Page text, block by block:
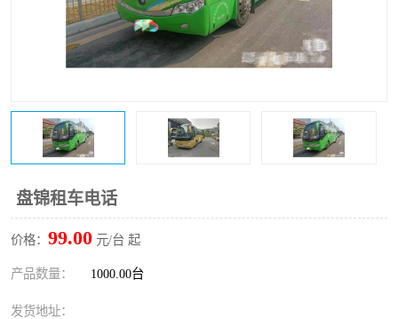
盘锦租车电话
价格： 99.00 元/台 起
产品数量： 1000.00台
发货地址：